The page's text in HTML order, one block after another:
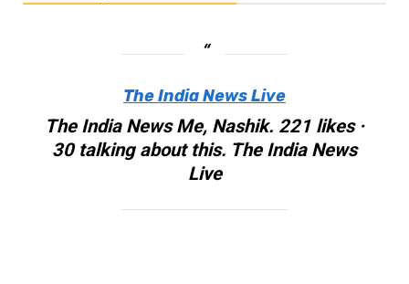
The India News Live
The India News Me, Nashik. 221 likes ·
30 talking about this. The India News
Live